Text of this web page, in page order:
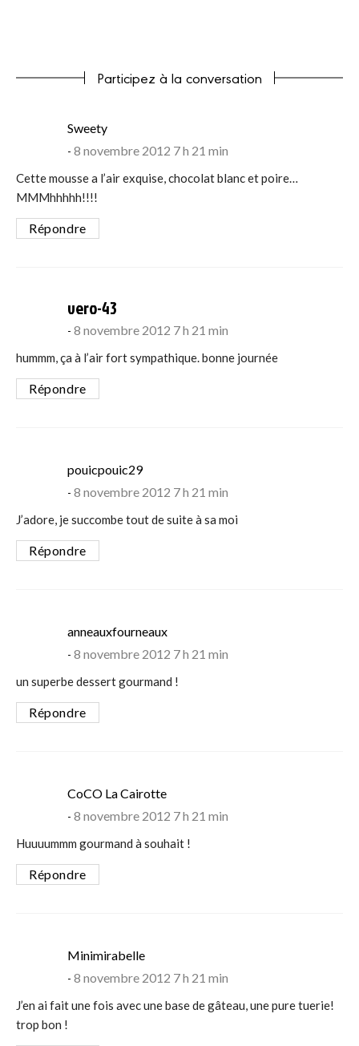
Participez à la conversation
Sweetysays:
8 novembre 2012 7 h 21 min
Cette mousse a l’air exquise, chocolat blanc et poire…
MMMhhhhh!!!!
Répondre
vero-43
8 novembre 2012 7 h 21 min
hummm, ça à l’air fort sympathique. bonne journée
Répondre
pouicpouic29says:
8 novembre 2012 7 h 21 min
J’adore, je succombe tout de suite à sa moi
Répondre
anneauxfourneauxsays:
8 novembre 2012 7 h 21 min
un superbe dessert gourmand !
Répondre
CoCO La Cairottesays:
8 novembre 2012 7 h 21 min
Huuuummm gourmand à souhait !
Répondre
Minimirabellesays:
8 novembre 2012 7 h 21 min
J’en ai fait une fois avec une base de gâteau, une pure tuerie!
trop bon !